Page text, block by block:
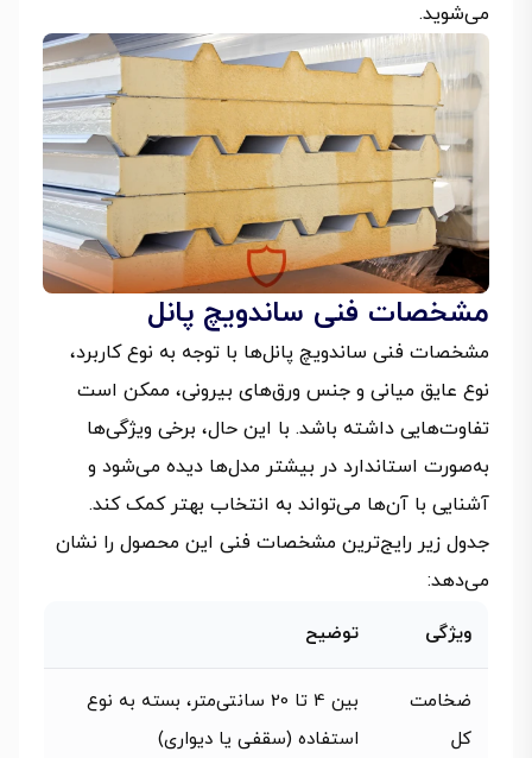
می‌شوید.
مشخصات فنی ساندویچ پانل
مشخصات فنی ساندویچ پانل‌ها با توجه به نوع کاربرد،
نوع عایق میانی و جنس ورق‌های بیرونی، ممکن است
تفاوت‌هایی داشته باشد. با این حال، برخی ویژگی‌ها
به‌صورت استاندارد در بیشتر مدل‌ها دیده می‌شود و
آشنایی با آن‌ها می‌تواند به انتخاب بهتر کمک کند.
جدول زیر رایج‌ترین مشخصات فنی این محصول را نشان
می‌دهد:
ویژگی توضیح
ضخامت
کل
بین 4 تا 20 سانتی‌متر، بسته به نوع
استفاده (سقفی یا دیواری)